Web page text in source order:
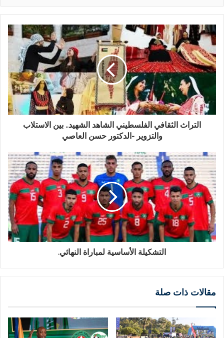
التراث الثقافي الفلسطيني الشاهد الشهيد.. بين الاستلاب
والتزوير -الدكتور حسن العاصي
التشكيلة الأساسية لمباراة النهائي.
مقالات ذات صلة